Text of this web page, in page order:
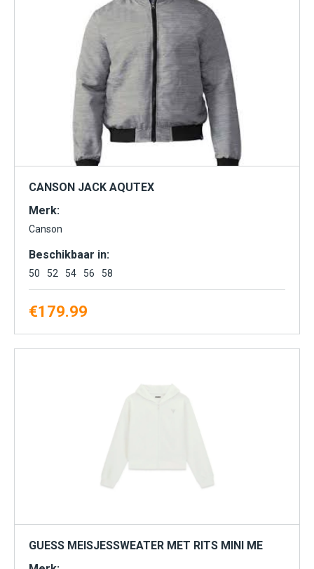
CANSON JACK AQUTEX
Merk:
Canson
Beschikbaar in:
50 52 54 56 58
€179.99
GUESS MEISJESSWEATER MET RITS MINI ME